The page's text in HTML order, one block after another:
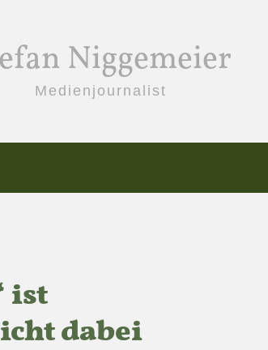
Niggemeier
Medienjournalist
ist
dabei